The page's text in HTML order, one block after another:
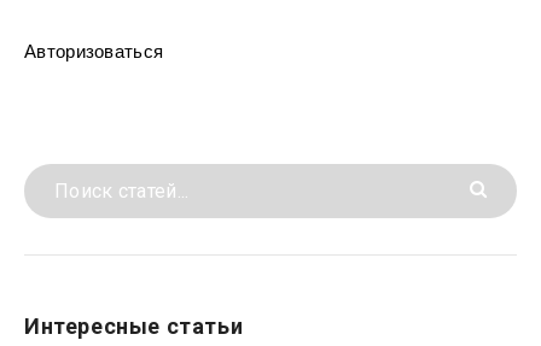
Авторизоваться
Интересные статьи